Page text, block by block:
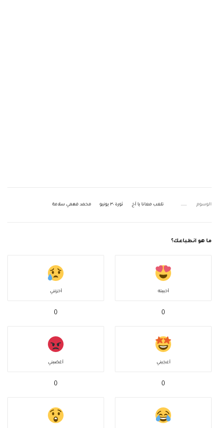
الوسوم تلعب معانا يا أخ ثورة ٣٠ يونيو محمد فهمي سلامة
ما هو انطباعك؟
أحببته
0
أحزنني
0
أعجبني
0
أغضبني
0